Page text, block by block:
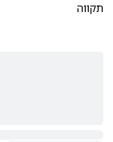
תקווה